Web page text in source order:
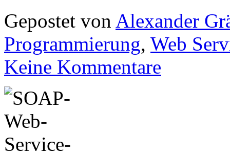
Gepostet von Alexander
Programmierung, Web
Keine Kommentare